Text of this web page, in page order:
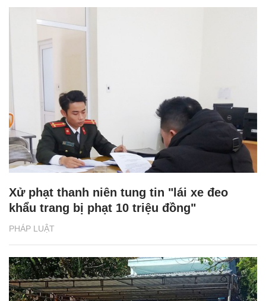
PHÁP LUẬT
Xử phạt thanh niên tung tin "lái xe đeo
khẩu trang bị phạt 10 triệu đồng"